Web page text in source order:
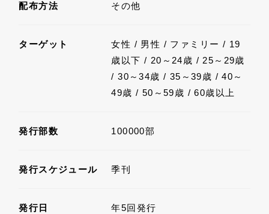
配布方法 その他
ターゲット
女性 / 男性 / ファミリー / 19
歳以下 / 20～24歳 / 25～29歳
/ 30～34歳 / 35～39歳 / 40～
49歳 / 50～59歳 / 60歳以上
発行部数 100000部
発行スケジュール 季刊
発行日 年5回発行